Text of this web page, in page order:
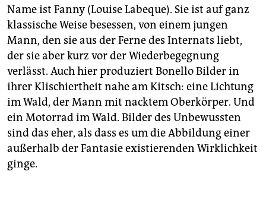
Name ist Fanny (Louise Labeque). Sie ist auf ganz
klassische Weise besessen, von einem jungen
Mann, den sie aus der Ferne des Internats liebt,
der sie aber kurz vor der Wiederbegegnung
verlässt. Auch hier produziert Bonello Bilder in
ihrer Klischiertheit nahe am Kitsch: eine Lichtung
im Wald, der Mann mit nacktem Oberkörper. Und
ein Motorrad im Wald. Bilder des Unbewussten
sind das eher, als dass es um die Abbildung einer
außerhalb der Fantasie existierenden Wirklichkeit
ginge.